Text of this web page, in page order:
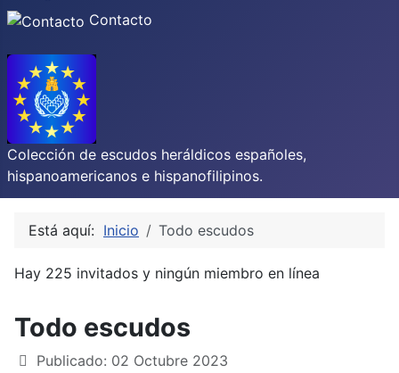
Contacto
Colección de escudos heráldicos españoles,
hispanoamericanos e hispanofilipinos.
Está aquí: Inicio Todo escudos
Hay 225 invitados y ningún miembro en línea
Todo escudos
Publicado: 02 Octubre 2023